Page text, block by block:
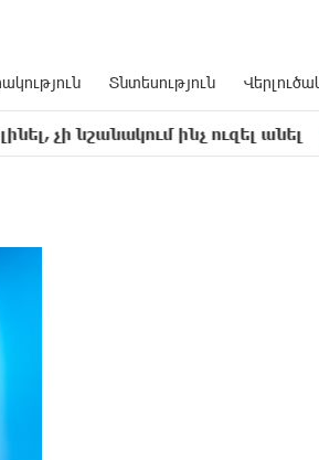
Տնտեսություն
ինչ ուզել անել 16:12